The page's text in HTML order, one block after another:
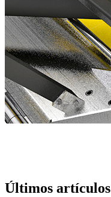
Últimos artículos